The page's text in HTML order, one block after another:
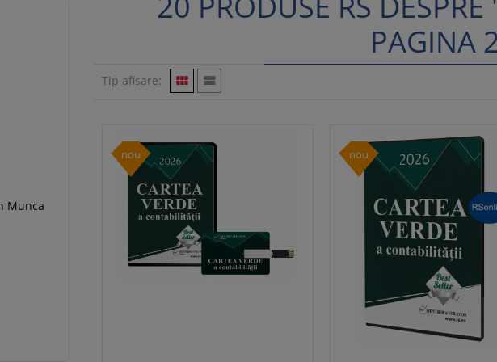
Munca
PAGINA
Tip afisare:  
nou nou